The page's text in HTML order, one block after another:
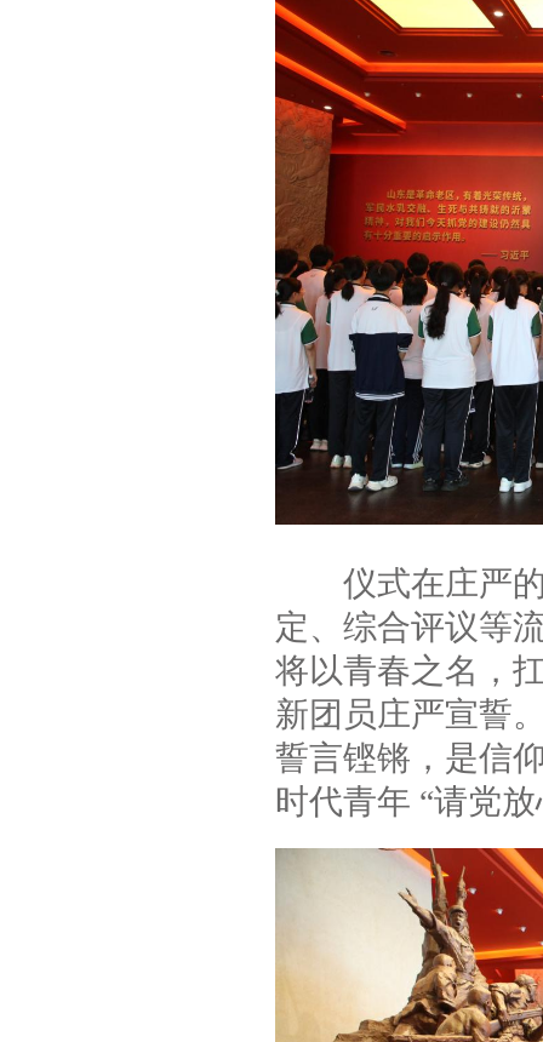
仪式在庄严的
定、综合评议等
将以青春之名，
新团员庄严宣誓
誓言铿锵，是信
时代青年 “请党